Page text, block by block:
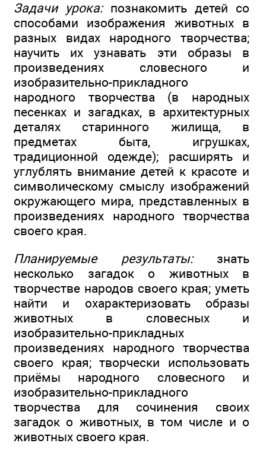
Задачи урока:познакомить детей со
способами изображения животных в
разных видах народного творчества;
научить их узнавать эти образы в
произведениях словесного и
изобразительно-прикладного
народного творчества (в народных
песенках и загадках, в архитектурных
деталях старинного жилища, в
предметах быта, игрушках,
традиционной одежде); расширять и
углублять внимание детей к красоте и
символическому смыслу изображений
окружающего мира, представленных в
произведениях народного творчества
своего края.
Планируемые результаты:знать
несколько загадок о животных в
творчестве народов своего края; уметь
найти и охарактеризовать образы
животных в словесных и
изобразительно-прикладных
произведениях народного творчества
своего края; творчески использовать
приёмы народного словесного и
изобразительно-прикладного
творчества для сочинения своих
загадок о животных, в том числе и о
животных своего края.